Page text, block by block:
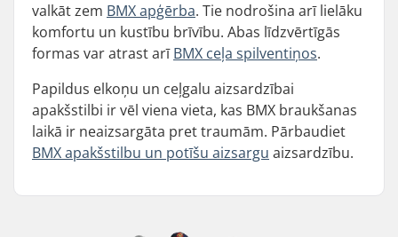
valkāt zem BMX apģērba. Tie nodrošina arī lielāku
komfortu un kustību brīvību. Abas līdzvērtīgās
formas var atrast arīBMX ceļa spilventiņos.
Papildus elkoņu un ceļgalu aizsardzībai
apakšstilbi ir vēl viena vieta, kas BMX braukšanas
laikā ir neaizsargāta pret traumām. Pārbaudiet
BMX apakšstilbu un potīšu aizsargu aizsardzību.